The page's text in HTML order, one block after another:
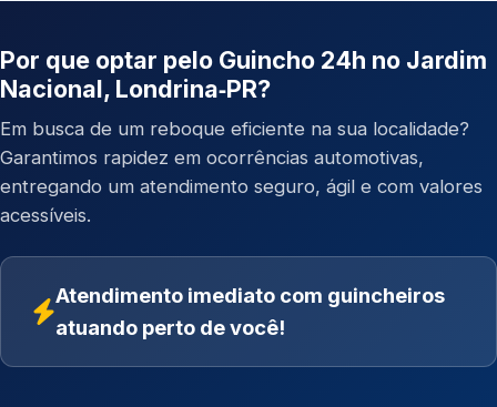
Por que optar pelo Guincho 24h no Jardim
Nacional, Londrina‑PR?
Em busca de um reboque eficiente na sua localidade?
Garantimos rapidez em ocorrências automotivas,
entregando um atendimento seguro, ágil e com valores
acessíveis.
Atendimento imediato com guincheiros
atuando perto de você!